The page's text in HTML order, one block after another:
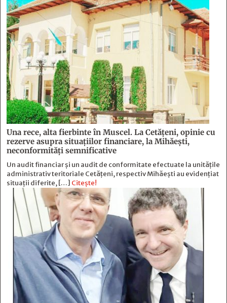
Una rece, alta fierbinte în Muscel. La Cetăţeni, opinie cu
rezerve asupra situaţiilor financiare, la Mihăeşti,
neconformităţi semnificative
Un audit financiar și un audit de conformitate efectuate la unitățile
administrativ teritoriale Cetățeni, respectiv Mihăești au evidențiat
situații diferite, […] Citește!